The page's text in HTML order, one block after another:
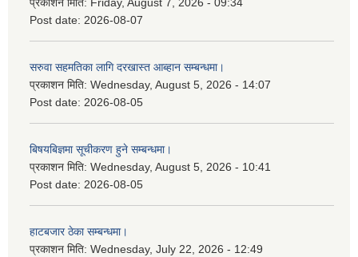
प्रकाशन मिति: Friday, August 7, 2026 - 09:34
Post date: 2026-08-07
सरुवा सहमतिका लागि दरखास्त आब्हान सम्बन्धमा।
प्रकाशन मिति: Wednesday, August 5, 2026 - 14:07
Post date: 2026-08-05
बिषयबिज्ञमा सूचीकरण हुने सम्बन्धमा।
प्रकाशन मिति: Wednesday, August 5, 2026 - 10:41
Post date: 2026-08-05
हाटबजार ठेका सम्बन्धमा।
प्रकाशन मिति: Wednesday, July 22, 2026 - 12:49